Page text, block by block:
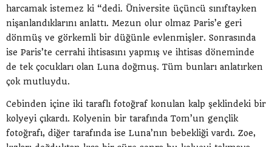
harcamak istemez ki “dedi. Üniversite üçüncü sınıftayken
nişanlandıklarını anlattı. Mezun olur olmaz Paris’e geri
dönmüş ve görkemli bir düğünle evlenmişler. Sonrasında
ise Paris’te cerrahi ihtisasını yapmış ve ihtisas döneminde
de tek çocukları olan Luna doğmuş. Tüm bunları anlatırken
çok mutluydu.
Cebinden içine iki taraflı fotoğraf konulan kalp şeklindeki bir
kolyeyi çıkardı. Kolyenin bir tarafında Tom’un gençlik
fotoğrafı, diğer tarafında ise Luna’nın bebekliği vardı. Zoe,